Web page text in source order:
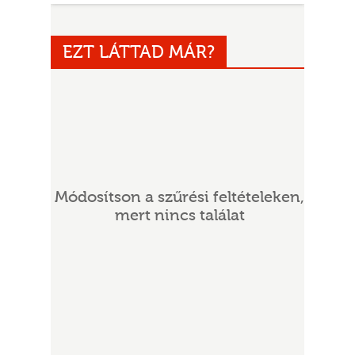
EZT LÁTTAD MÁR?
Módosítson a szűrési feltételeken,
mert nincs találat